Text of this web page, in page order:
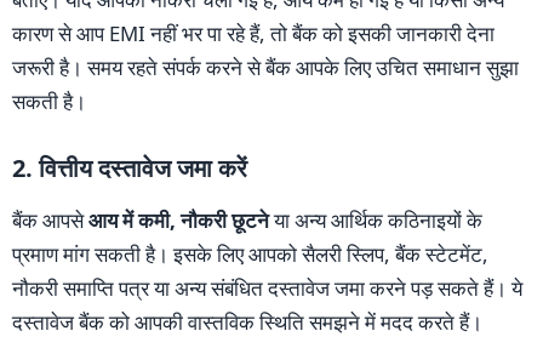
कारण से आप EMI नहीं भर पा रहे हैं, तो बैंक को इसकी जानकारी देना
जरूरी है। समय रहते संपर्क करने से बैंक आपके लिए उचित समाधान सुझा
सकती है।
2. वित्तीय दस्तावेज जमा करें
बैंक आपसेआय में कमी, नौकरी छूटनेया अन्य आर्थिक कठिनाइयों के
प्रमाण मांग सकती है। इसके लिए आपको सैलरी स्लिप, बैंक स्टेटमेंट,
नौकरी समाप्ति पत्र या अन्य संबंधित दस्तावेज जमा करने पड़ सकते हैं। ये
दस्तावेज बैंक को आपकी वास्तविक स्थिति समझने में मदद करते हैं।